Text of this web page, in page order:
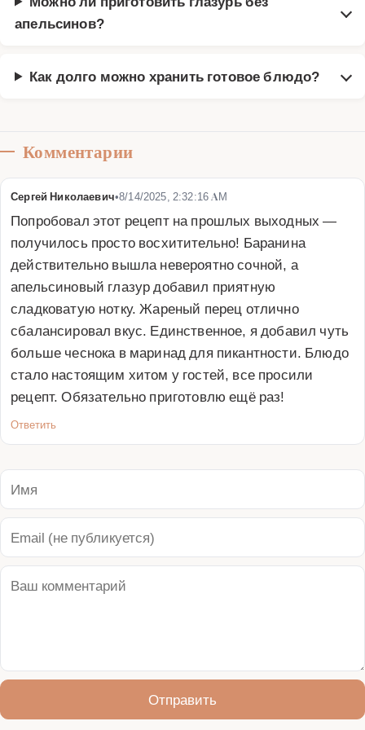
апельсинов?
Как долго можно хранить готовое блюдо?
Комментарии
Сергей Николаевич•8/14/2025, 2:32:16 AM
Попробовал этот рецепт на прошлых выходных —
получилось просто восхитительно! Баранина
действительно вышла невероятно сочной, а
апельсиновый глазур добавил приятную
сладковатую нотку. Жареный перец отлично
сбалансировал вкус. Единственное, я добавил чуть
больше чеснока в маринад для пикантности. Блюдо
стало настоящим хитом у гостей, все просили
рецепт. Обязательно приготовлю ещё раз!
Ответить
Отправить